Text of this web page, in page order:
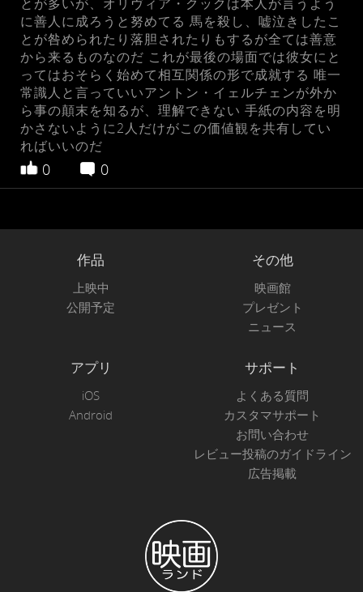
に善人に成ろうと努めてる 馬を殺し、嘘泣きしたこ
とが咎められたり落胆されたりもするが全ては善意
から来るものなのだ これが最後の場面では彼女にと
ってはおそらく始めて相互関係の形で成就する 唯一
常識人と言っていいアントン・イェルチェンが外か
ら事の顛末を知るが、理解できない 手紙の内容を明
かさないように2人だけがこの価値観を共有してい
ればいいのだ
0 0
作品
上映中
公開予定
その他
映画館
プレゼント
ニュース
アプリ
iOS
Android
サポート
よくある質問
カスタマサポート
お問い合わせ
レビュー投稿のガイドライン
広告掲載